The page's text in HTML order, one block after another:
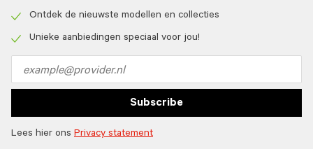
icon
icon
Ontdek de nieuwste modellen en collecties
Unieke aanbiedingen speciaal voor jou!
address
Subscribe
Lees hier ons Privacy statement